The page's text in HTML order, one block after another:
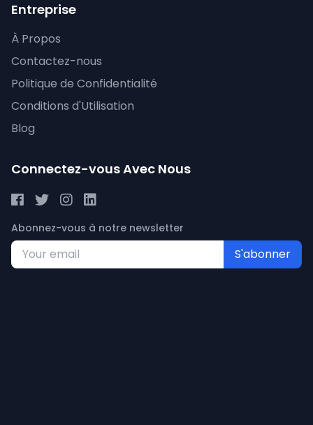
Entreprise
À Propos
Contactez-nous
Politique de Confidentialité
Conditions d'Utilisation
Blog
Connectez-vous Avec Nous
Abonnez-vous à notre newsletter
S'abonner